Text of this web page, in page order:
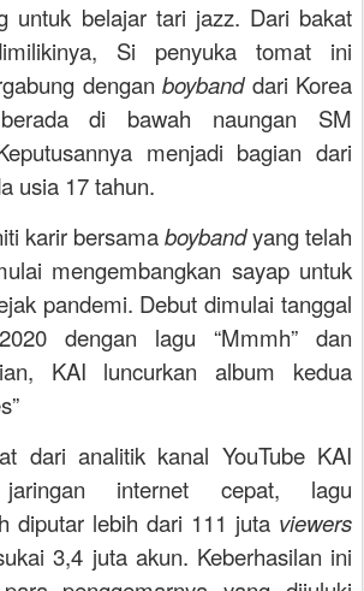
untuk belajar tari jazz. Dari bakat
Si penyuka tomat ini
denganboybanddari Korea
di bawah naungan SM
menjadi bagian dari
usia 17 tahun.
karir bersamaboybandyang telah
mengembangkan sayap untuk
pandemi. Debut dimulai tanggal
dengan lagu “Mmmh” dan
KAI luncurkan album kedua
dari analitik kanal YouTube KAI
jaringan internet cepat, lagu
diputar lebih dari 111 juta viewers
3,4 juta akun. Keberhasilan ini